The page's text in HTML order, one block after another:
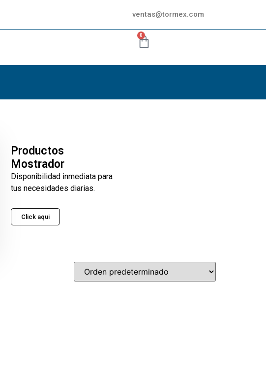
ventas@tormex.com
0
Productos
Mostrador
Disponibilidad inmediata para
tus necesidades diarias.
Click aqui